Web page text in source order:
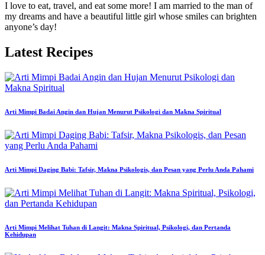
I love to eat, travel, and eat some more! I am married to the man of
my dreams and have a beautiful little girl whose smiles can brighten
anyone’s day!
Latest Recipes
Arti Mimpi Badai Angin dan Hujan Menurut Psikologi dan Makna Spiritual
Arti Mimpi Daging Babi: Tafsir, Makna Psikologis, dan Pesan yang Perlu Anda Pahami
Arti Mimpi Melihat Tuhan di Langit: Makna Spiritual, Psikologi, dan Pertanda
Kehidupan